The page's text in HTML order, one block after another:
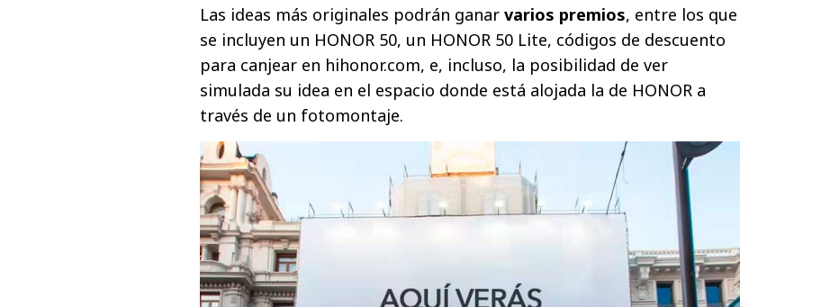
Las ideas más originales podrán ganar varios premios, entre los que
se incluyen un HONOR 50, un HONOR 50 Lite, códigos de descuento
para canjear en hihonor.com, e, incluso, la posibilidad de ver
simulada su idea en el espacio donde está alojada la de HONOR a
través de un fotomontaje.